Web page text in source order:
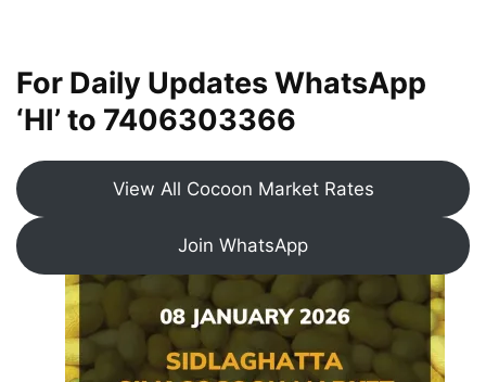
For Daily Updates WhatsApp
‘HI’ to 7406303366
View All Cocoon Market Rates
Join WhatsApp